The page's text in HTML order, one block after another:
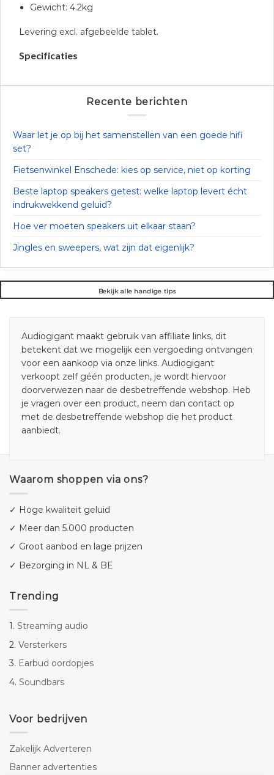
Gewicht: 4.2kg
Levering excl. afgebeelde tablet.
Specificaties
Recente berichten
Waar let je op bij het samenstellen van een goede hifi
set?
Fietsenwinkel Enschede: kies op service, niet op korting
Beste laptop speakers getest: welke laptop levert écht
indrukwekkend geluid?
Hoe ver moeten speakers uit elkaar staan?
Jingles en sweepers, wat zijn dat eigenlijk?
Bekijk alle handige tips
Audiogigant maakt gebruik van affiliate links, dit
betekent dat we mogelijk een vergoeding ontvangen
voor een aankoop via onze links. Audiogigant
verkoopt zelf géén producten, je wordt hiervoor
doorverwezen naar de desbetreffende webshop. Heb
je vragen over een product, neem dan contact op
met de desbetreffende webshop die het product
aanbiedt.
Waarom shoppen via ons?
✓ Hoge kwaliteit geluid
✓ Meer dan 5.000 producten
✓ Groot aanbod en lage prijzen
✓ Bezorging in NL & BE
Trending
1. Streaming audio
2. Versterkers
3. Earbud oordopjes
4. Soundbars
Voor bedrijven
Zakelijk Adverteren
Banner advertenties